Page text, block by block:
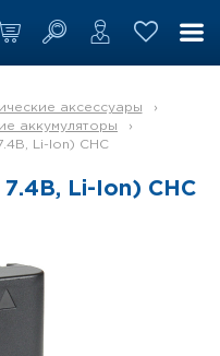
аксессуары
›
аккумуляторы
›
Li-Ion) CHC
7.4В, Li-Ion) CHC